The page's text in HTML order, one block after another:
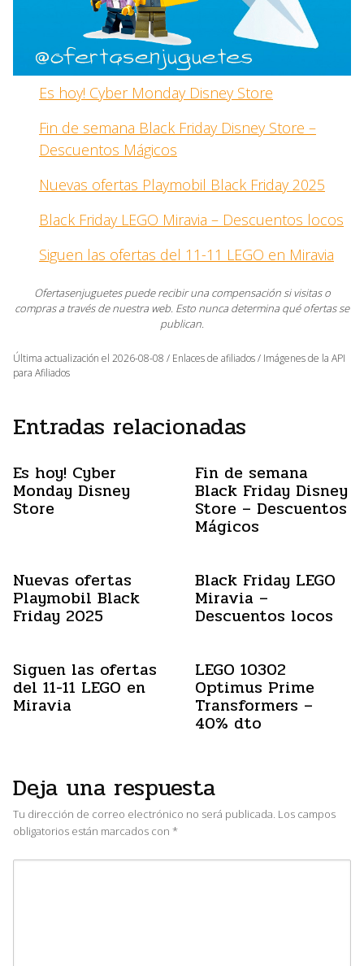
Es hoy! Cyber Monday Disney Store
Fin de semana Black Friday Disney Store –
Descuentos Mágicos
Nuevas ofertas Playmobil Black Friday 2025
Black Friday LEGO Miravia – Descuentos locos
Siguen las ofertas del 11-11 LEGO en Miravia
Ofertasenjuguetes puede recibir una compensación si visitas o
compras a través de nuestra web. Esto nunca determina qué ofertas se
publican.
Última actualización el 2026-08-08 / Enlaces de afiliados / Imágenes de la API
para Afiliados
Entradas relacionadas
Es hoy! Cyber
Monday Disney
Store
Fin de semana
Black Friday Disney
Store – Descuentos
Mágicos
Nuevas ofertas
Playmobil Black
Friday 2025
Black Friday LEGO
Miravia –
Descuentos locos
Siguen las ofertas
del 11-11 LEGO en
Miravia
LEGO 10302
Optimus Prime
Transformers –
40% dto
Deja una respuesta
Tu dirección de correo electrónico no será publicada. Los campos
obligatorios están marcados con *